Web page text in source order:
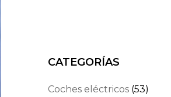
CATEGORÍAS
Coches eléctricos (53)